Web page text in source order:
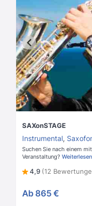
SAXonSTAGE
Instrumental,
Suchen Sie nach einem
Veranstaltung? Weiterlesen
4,9 (12
Ab 865 €